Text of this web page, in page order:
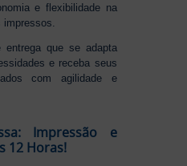
e flexibilidade na
entrega que se adapta
e receba seus
com agilidade e
Impressão e
12 Horas!